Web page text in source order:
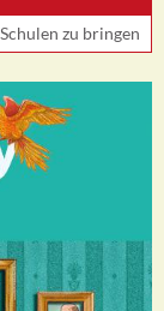
zu bringen